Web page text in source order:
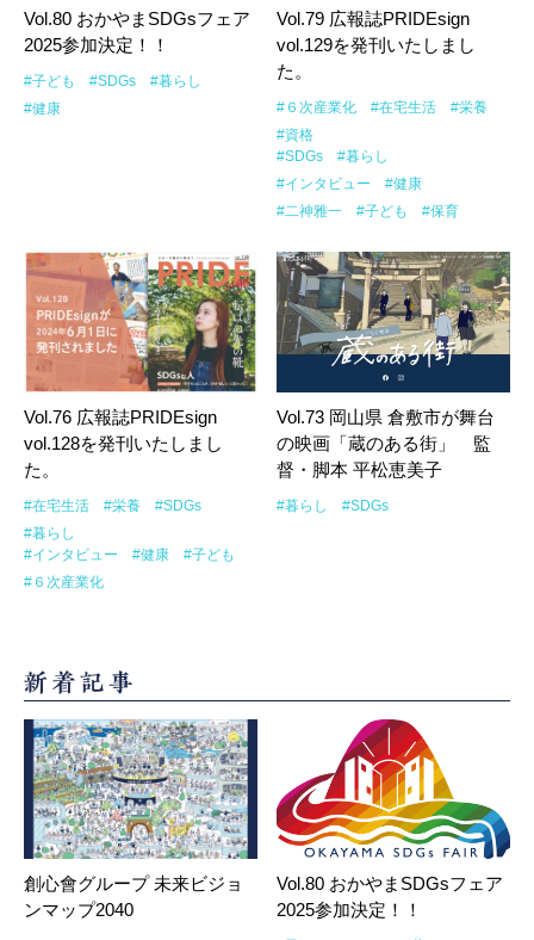
Vol.80 おかやまSDGsフェア
2025参加決定！！
#子ども #SDGs
#暮らし
#健康
Vol.79 広報誌PRIDEsign
vol.129を発刊いたしまし
た。
#６次産業化 #在宅生活
#栄養
#資格
#SDGs
#暮らし
#インタビュー
#健康
#二神雅一
#子ども #保育
Vol.76 広報誌PRIDEsign
vol.128を発刊いたしまし
た。
#在宅生活 #栄養
#SDGs
#暮らし
#インタビュー
#健康
#子ども
#６次産業化
Vol.73 岡山県 倉敷市が舞台
の映画「蔵のある街」 監
督・脚本 平松恵美子
#暮らし #SDGs
創心會グループ 未来ビジョ
ンマップ2040
Vol.80 おかやまSDGsフェア
2025参加決定！！